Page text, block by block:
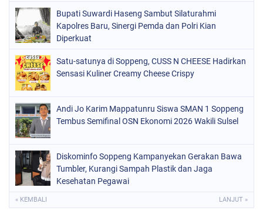
POLITIK
POLRI
SOPPENG (1149)
SULSEL
Bupati Suwardi Haseng Sambut Silaturahmi
Kapolres Baru, Sinergi Pemda dan Polri Kian
Diperkuat
Satu-satunya di Soppeng, CUSS N CHEESE Hadirkan
Sensasi Kuliner Creamy Cheese Crispy
Andi Jo Karim Mappatunru Siswa SMAN 1 Soppeng
Tembus Semifinal OSN Ekonomi 2026 Wakili Sulsel
Diskominfo Soppeng Kampanyekan Gerakan Bawa
Tumbler, Kurangi Sampah Plastik dan Jaga
Kesehatan Pegawai
« KEMBALI LANJUT »